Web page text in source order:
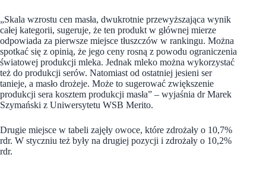
„Skala wzrostu cen masła, dwukrotnie przewyższająca wynik
całej kategorii, sugeruje, że ten produkt w głównej mierze
odpowiada za pierwsze miejsce tłuszczów w rankingu. Można
spotkać się z opinią, że jego ceny rosną z powodu ograniczenia
światowej produkcji mleka. Jednak mleko można wykorzystać
też do produkcji serów. Natomiast od ostatniej jesieni ser
tanieje, a masło drożeje. Może to sugerować zwiększenie
produkcji sera kosztem produkcji masła” – wyjaśnia dr Marek
Szymański z Uniwersytetu WSB Merito.
Drugie miejsce w tabeli zajęły owoce, które zdrożały o 10,7%
rdr. W styczniu też były na drugiej pozycji i zdrożały o 10,2%
rdr.